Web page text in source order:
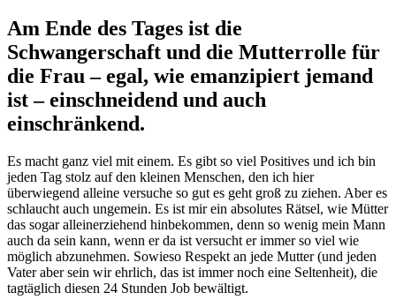
Am Ende des Tages ist die
Schwangerschaft und die Mutterrolle für
die Frau – egal, wie emanzipiert jemand
ist – einschneidend und auch
einschränkend.
Es macht ganz viel mit einem. Es gibt so viel Positives und ich bin
jeden Tag stolz auf den kleinen Menschen, den ich hier
überwiegend alleine versuche so gut es geht groß zu ziehen. Aber es
schlaucht auch ungemein. Es ist mir ein absolutes Rätsel, wie Mütter
das sogar alleinerziehend hinbekommen, denn so wenig mein Mann
auch da sein kann, wenn er da ist versucht er immer so viel wie
möglich abzunehmen. Sowieso Respekt an jede Mutter (und jeden
Vater aber sein wir ehrlich, das ist immer noch eine Seltenheit), die
tagtäglich diesen 24 Stunden Job bewältigt.